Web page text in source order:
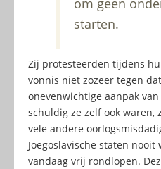
om geen
starten.
Zij protesteerden tijdens
vonnis niet zozeer tegen
onevenwichtige aanpak
schuldig ze zelf ook waren,
vele andere
Joegoslavische staten
vandaag vrij rondlopen.